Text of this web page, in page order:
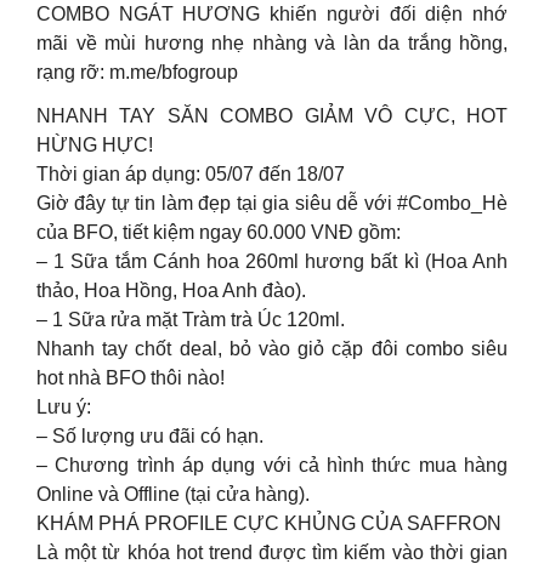
COMBO NGÁT HƯƠNG khiến người đối diện nhớ
mãi về mùi hương nhẹ nhàng và làn da trắng hồng,
rạng rỡ: m.me/bfogroup
NHANH TAY SĂN COMBO GIẢM VÔ CỰC, HOT
HỪNG HỰC!
Thời gian áp dụng: 05/07 đến 18/07
Giờ đây tự tin làm đẹp tại gia siêu dễ với #Combo_Hè
của BFO, tiết kiệm ngay 60.000 VNĐ gồm:
– 1 Sữa tắm Cánh hoa 260ml hương bất kì (Hoa Anh
thảo, Hoa Hồng, Hoa Anh đào).
– 1 Sữa rửa mặt Tràm trà Úc 120ml.
Nhanh tay chốt deal, bỏ vào giỏ cặp đôi combo siêu
hot nhà BFO thôi nào!
Lưu ý:
– Số lượng ưu đãi có hạn.
– Chương trình áp dụng với cả hình thức mua hàng
Online và Offline (tại cửa hàng).
KHÁM PHÁ PROFILE CỰC KHỦNG CỦA SAFFRON
Là một từ khóa hot trend được tìm kiếm vào thời gian